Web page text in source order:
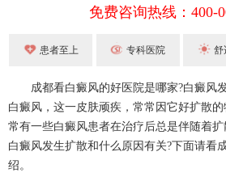
免费咨询热线：400-
患者至上 专科医院 舒
成都看白癜风的好医院是哪家?白癜风
白癜风，这一皮肤顽疾，常常因它好扩散
常有一些白癜风患者在治疗后总是伴随着
白癜风发生扩散和什么原因有关?下面请看
绍。